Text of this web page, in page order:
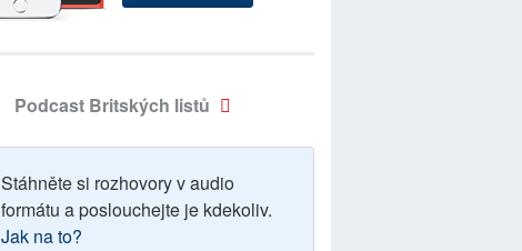
Podcast Britských listů
Stáhněte si rozhovory v audio
formátu a poslouchejte je kdekoliv.
Jak na to?